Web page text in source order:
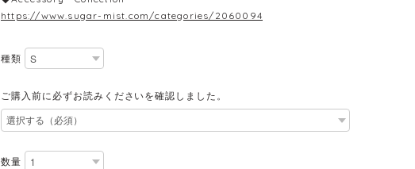
https://www.sugar-mist.com/categories/2060094
種類
ご購入前に必ずお読みくださいを確認しました。
数量